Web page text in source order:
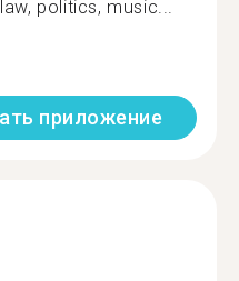
politics, music...
приложение